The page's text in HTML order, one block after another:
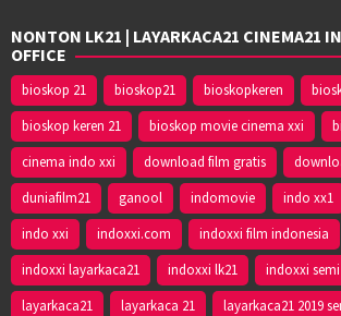
NONTON LK21 | LAYARKACA21 CINEMA21
OFFICE
bioskop 21 bioskop21 bioskopkeren
bioskop keren 21
bioskop movie cinema xxi
cinema indo xxi
download film gratis
duniafilm21
ganool indomovie indo xx1
indo xxi
indoxxi.com indoxxi film indonesia
indoxxi layarkaca21
indoxxi lk21 indoxxi semi
layarkaca21
layarkaca 21
layarkaca21 2019